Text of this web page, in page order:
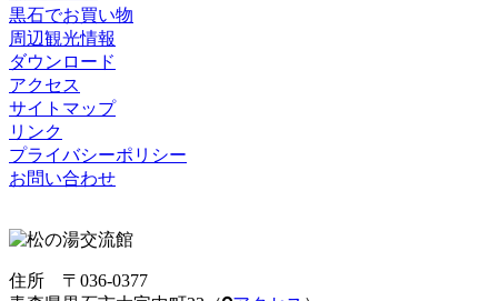
黒石でお買い物
周辺観光情報
ダウンロード
アクセス
サイトマップ
リンク
プライバシーポリシー
お問い合わせ
住所 〒036-0377